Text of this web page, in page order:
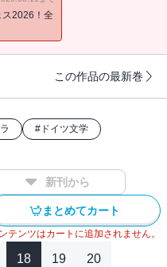
登場！（※通常書籍版第５巻
絵が収録されておりません）
ス2026！全
この作品の最新巻
# ドイツ文学
新刊から
まとめてカート
ンツはカートに追加されません。
18 19 20